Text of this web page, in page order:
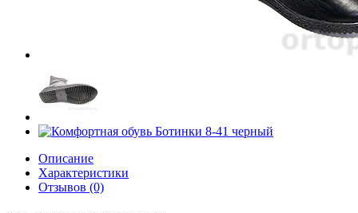
Описание
Характеристики
Отзывов (0)